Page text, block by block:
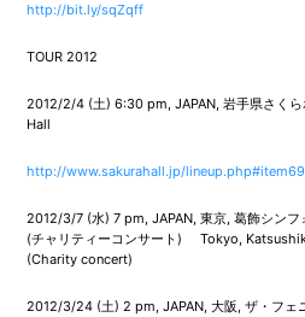
http://bit.ly/sqZqff
TOUR 2012
2012/2/4 (土) 6:30 pm, JAPAN, 岩手県さく
Hall
http://www.sakurahall.jp/
2012/3/7 (水) 7 pm, JAPAN, 東京, 葛飾シン
(チャリティーコンサート) Tokyo,
(Charity concert)
2012/3/24 (土) 2 pm, JAPAN, 大阪, ザ・フェ